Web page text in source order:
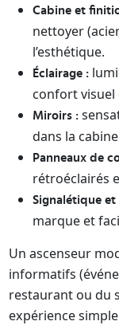
Cabine et
nettoyer
l’esthétique.
Éclairage :
confort visuel
Miroirs :
dans la
Panneaux de
rétroéclairés
Signalétique
marque et
Un ascenseur
informatifs
restaurant ou du
expérience